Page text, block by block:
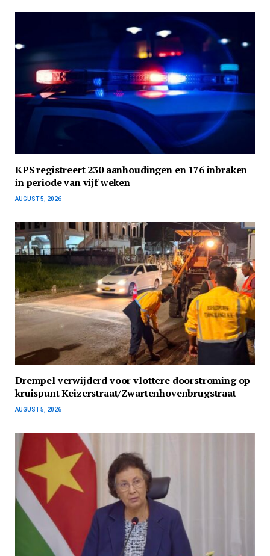
KPS registreert 230 aanhoudingen en 176 inbraken
in periode van vijf weken
AUGUST 5, 2026
Drempel verwijderd voor vlottere doorstroming op
kruispunt Keizerstraat/Zwartenhovenbrugstraat
AUGUST 5, 2026